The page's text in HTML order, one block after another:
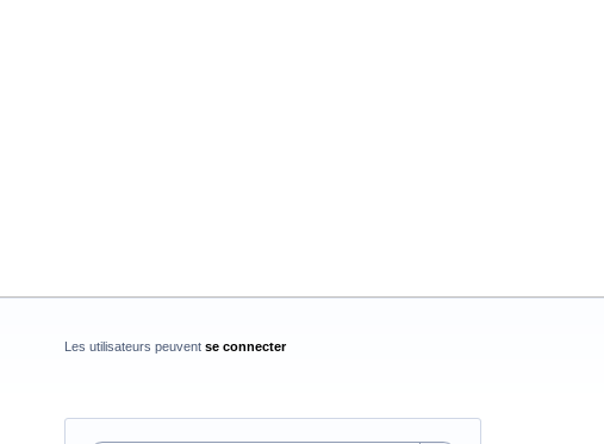
Les utilisateurs peuvent se connecter